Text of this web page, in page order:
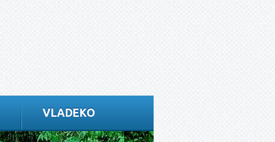
VLADEKO